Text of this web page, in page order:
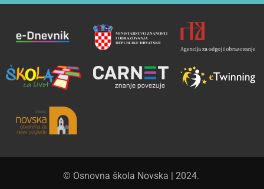
© Osnovna škola Novska | 2024.